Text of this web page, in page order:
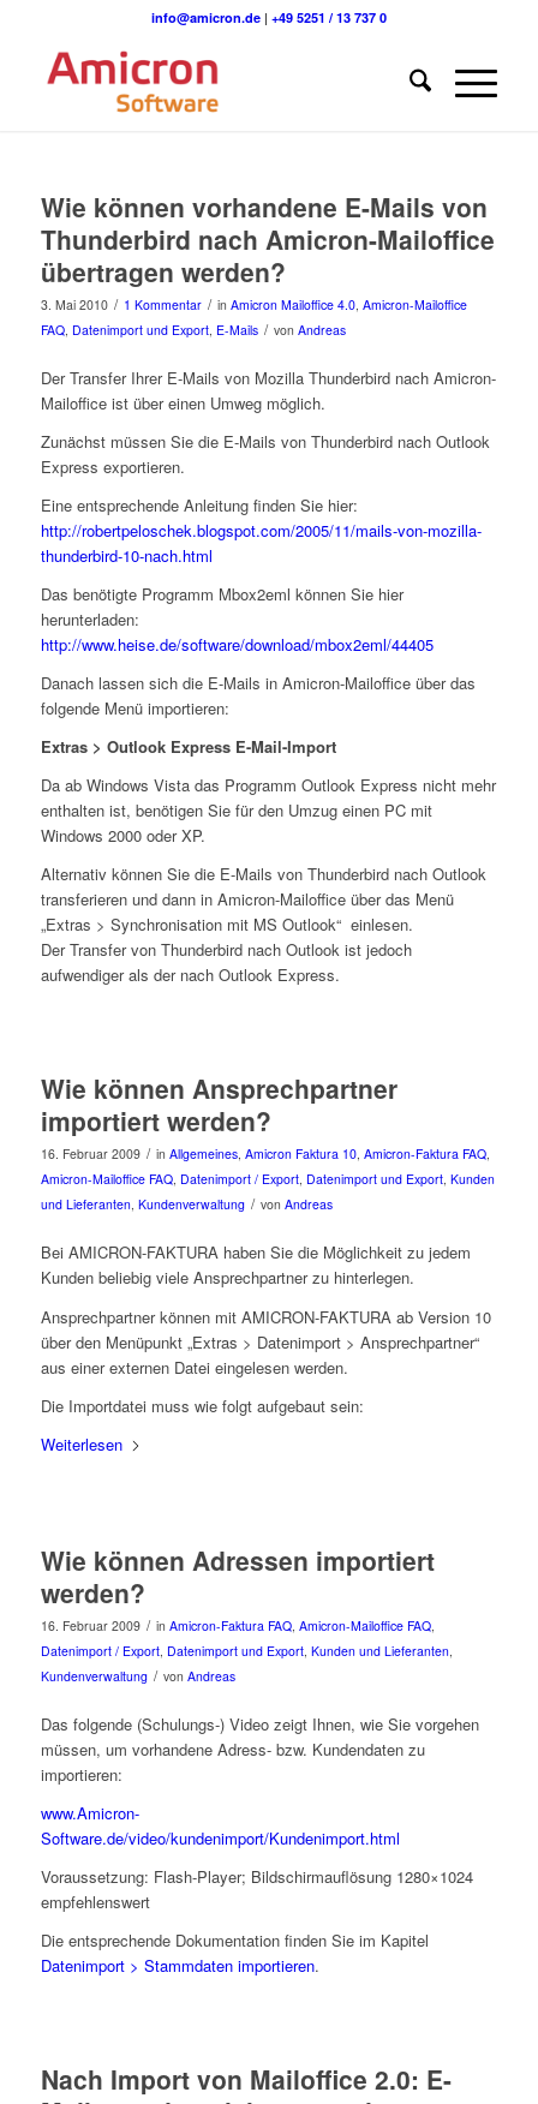
info@amicron.de| +49 5251 / 13 737 0
Wie können vorhandene E-Mails von
Thunderbird nach Amicron-Mailoffice
übertragen werden?
3. Mai 2010 / 1 Kommentar / in Amicron Mailoffice 4.0, Amicron-Mailoffice
FAQ, Datenimport und Export, E-Mails / von Andreas
Der Transfer Ihrer E-Mails von Mozilla Thunderbird nach Amicron-
Mailoffice ist über einen Umweg möglich.
Zunächst müssen Sie die E-Mails von Thunderbird nach Outlook
Express exportieren.
Eine entsprechende Anleitung finden Sie hier:
http://robertpeloschek.blogspot.com/2005/11/mails-von-mozilla-
thunderbird-10-nach.html
Das benötigte Programm Mbox2eml können Sie hier
herunterladen:
http://www.heise.de/software/download/mbox2eml/44405
Danach lassen sich die E-Mails in Amicron-Mailoffice über das
folgende Menü importieren:
Extras > Outlook Express E-Mail-Import
Da ab Windows Vista das Programm Outlook Express nicht mehr
enthalten ist, benötigen Sie für den Umzug einen PC mit
Windows 2000 oder XP.
Alternativ können Sie die E-Mails von Thunderbird nach Outlook
transferieren und dann in Amicron-Mailoffice über das Menü
„Extras > Synchronisation mit MS Outlook“ einlesen.
Der Transfer von Thunderbird nach Outlook ist jedoch
aufwendiger als der nach Outlook Express.
Wie können Ansprechpartner
importiert werden?
16. Februar 2009 / in Allgemeines, Amicron Faktura 10, Amicron-Faktura FAQ,
Amicron-Mailoffice FAQ, Datenimport / Export, Datenimport und Export, Kunden
und Lieferanten, Kundenverwaltung / von Andreas
Bei AMICRON-FAKTURA haben Sie die Möglichkeit zu jedem
Kunden beliebig viele Ansprechpartner zu hinterlegen.
Ansprechpartner können mit AMICRON-FAKTURA ab Version 10
über den Menüpunkt „Extras > Datenimport > Ansprechpartner“
aus einer externen Datei eingelesen werden.
Die Importdatei muss wie folgt aufgebaut sein:
Weiterlesen
Wie können Adressen importiert
werden?
16. Februar 2009 / in Amicron-Faktura FAQ, Amicron-Mailoffice FAQ,
Datenimport / Export, Datenimport und Export, Kunden und Lieferanten,
Kundenverwaltung / von Andreas
Das folgende (Schulungs-) Video zeigt Ihnen, wie Sie vorgehen
müssen, um vorhandene Adress- bzw. Kundendaten zu
importieren:
www.Amicron-
Software.de/video/kundenimport/Kundenimport.html
Voraussetzung: Flash-Player; Bildschirmauflösung 1280×1024
empfehlenswert
Die entsprechende Dokumentation finden Sie im Kapitel
Datenimport > Stammdaten importieren.
Nach Import von Mailoffice 2.0: E-